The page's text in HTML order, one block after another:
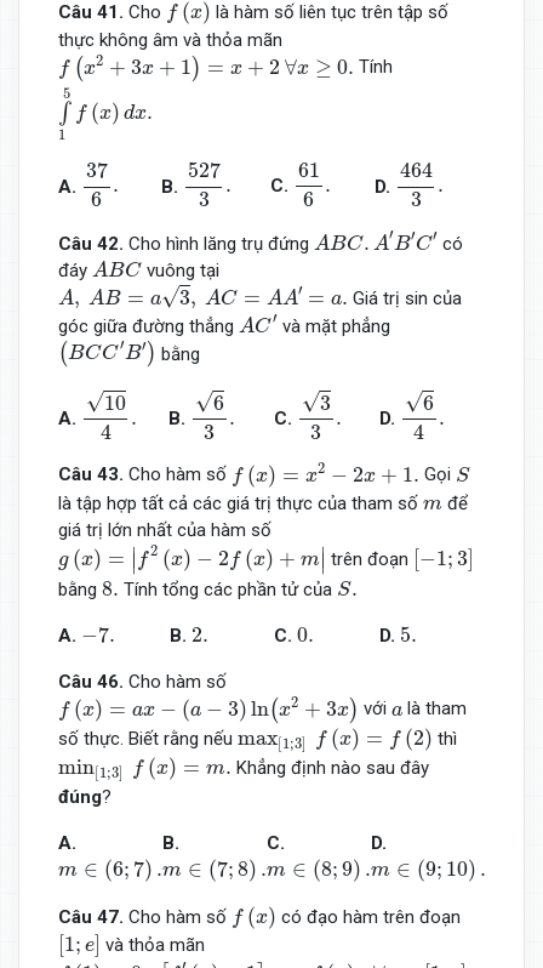
Câu 41. Cho f (x) là hàm số liên tục trên tập số
thực không âm và thỏa mãn
f (x2 + 3x + 1) = x + 2 ∀x ≥ 0.
f(x2+3x+1)=x+2 ∀x≥0.
Tính
5
∫
1
f (x) dx.
∫1 5 )
A.
37
6
.
376
B.
527
3
.
5273
C.
61
6
.
61
D.
464
3
.
464
Câu 42. Cho hình lăng trụ đứng ABC. A′B′C′
A BC.A B′C′
có
đáy ABC
A BC vuông tại
A, AB = a√3, AC = AA′ = a.
A,AB=a3 AC=A A′ =a
Giá trị sin của
góc giữa đường thẳng AC′
A C′
và mặt phẳng
(BCC′B′ )
(BCC′B′)
bằng
A.
√10
4
.
104.
B.
√6
3
.
3.
C.
√3
3
.
3.
D.
√6
4
.
4.
Câu 43. Cho hàm số f (x) = x2 − 2x + 1.
f( x = 2x 1.
Gọi S
S
là tập hợp tất cả các giá trị thực của tham số m
m để
giá trị lớn nhất của hàm số
g (x) = ∣∣ f2 (x) − 2 f (x) + m∣∣
g(x )= |f2(x)−2f(x)+m|
trên đoạn −1;3
[− 1; 3]
bằng 8.
8. Tính tổng các phần tử của S.
S.
A. −7.
7. B. 2.
2. C. 0.
0. D. 5.
5.
Câu 46. Cho hàm số
f (x) = ax − (a − 3)ln(x2 + 3x)
f(x)=ax −(a−3)ln (x2+ 3 )
với a
alà tham
số thực. Biết rằng nếu max[ 1;3 f (x) = f (2)
max[ f( x )= ) thì
min 1;3 f (x) = m.
min f( x =
Khẳng định nào sau đây
đúng?
A.
m ∈ (6; 7) .
∈( 6;7 ).
B.
m ∈ (7;8) .
∈( 7;8 ).
C.
m ∈ (8;9) .
∈( 8;9 ).
D.
m ∈ (9; 10) .
∈( 9;10).
Câu 47. Cho hàm số f (x)
f( x có đạo hàm trên đoạn
1; e]
[1 ] và thỏa mãn
f( 1)= f′ ( ) −1 ] = x), 1 ;e ].